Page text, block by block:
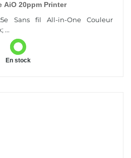
AiO 20ppm Printer
Sans fil All-in-One Couleur
...
En stock